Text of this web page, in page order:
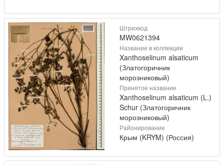
Штрихкод
MW0621394
Название в коллекции
Xanthoselinum alsaticum
(Златогоричник
морозниковый)
Принятое название
Xanthoselinum alsaticum (L.)
Schur (Златогоричник
морозниковый)
Районирование
Крым (KRYM) (Россия)